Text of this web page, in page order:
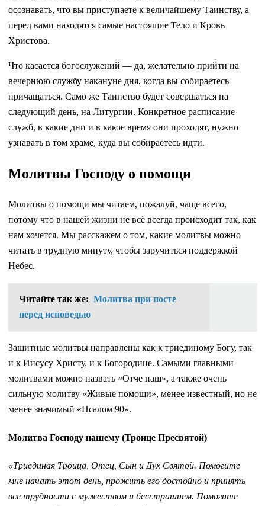
осознавать, что вы приступаете к величайшему Таинству, а
перед вами находятся самые настоящие Тело и Кровь
Христова.
Что касается богослужений — да, желательно прийти на
вечернюю службу накануне дня, когда вы собираетесь
причащаться. Само же Таинство будет совершаться на
следующий день, на Литургии. Конкретное расписание
служб, в какие дни и в какое время они проходят, нужно
узнавать в том храме, куда вы собираетесь идти.
Молитвы Господу о помощи
Молитвы о помощи мы читаем, пожалуй, чаще всего,
потому что в нашей жизни не всё всегда происходит так, как
нам хочется. Мы расскажем о том, какие молитвы можно
читать в трудную минуту, чтобы заручиться поддержкой
Небес.
Читайте так же: Молитва при посте
перед исповедью
Защитные молитвы направлены как к триединому Богу, так
и к Иисусу Христу, и к Богородице. Самыми главными
молитвами можно назвать «Отче наш», а также очень
сильную молитву «Живые помощи», менее известный, но не
менее значимый «Псалом 90».
Молитва Господу нашему (Троице Пресвятой)
«Триединая Троица, Отец, Сын и Дух Святой. Помогите
мне начать этот день, прожить его достойно и принять
все трудности с мужеством и бесстрашием. Помогите